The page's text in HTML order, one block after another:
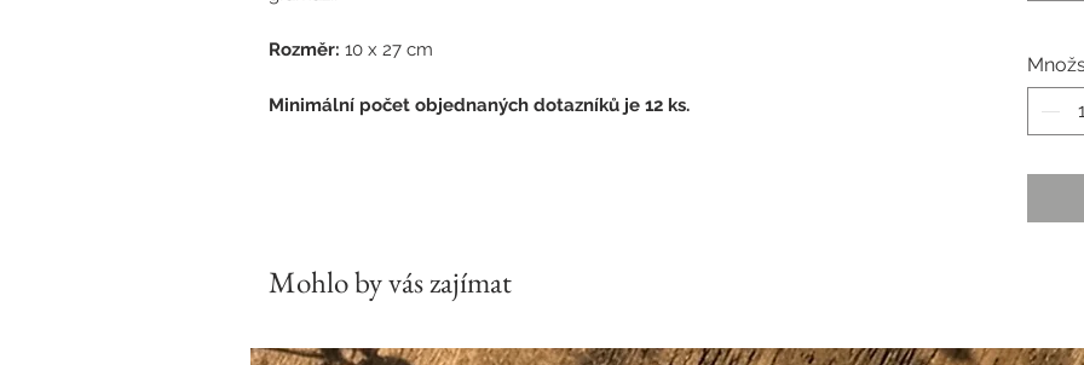
Rozměr: 10 x 27 cm
Minimální počet objednaných dotazníků je 12 ks.
Mohlo by vás zajímat